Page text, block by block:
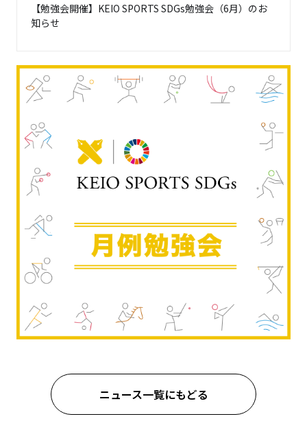
【勉強会開催】KEIO SPORTS SDGs勉強会（6月）のお
知らせ
ニュース一覧にもどる